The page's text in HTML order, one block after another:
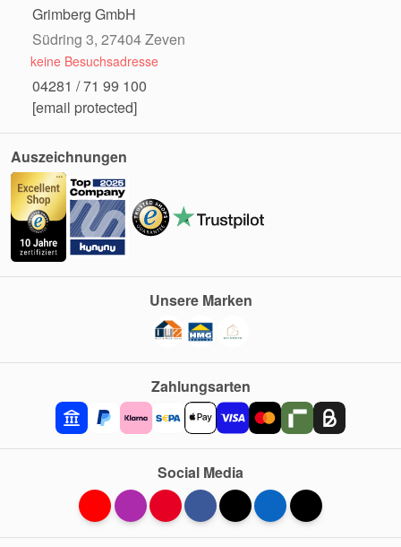
Grimberg GmbH
Südring 3, 27404 Zeven
keine Besuchsadresse
04281 / 71 99 100
[email protected]
Auszeichnungen
Zahlungsarten
Unsere Marken
Social Media